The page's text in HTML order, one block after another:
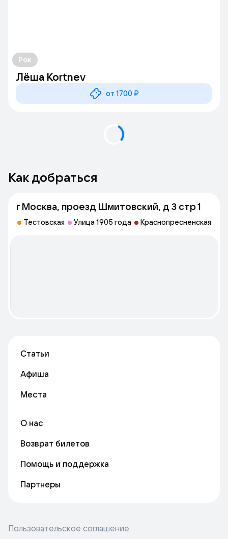
Рок
Лёша Kortnev
от 1700 ₽
Как добраться
г Москва, проезд Шмитовский, д 3 стр 1
Тестовская Улица 1905 года Краснопресненская
Статьи
Афиша
Места
О нас
Возврат билетов
Помощь и поддержка
Партнеры
Пользовательское соглашение